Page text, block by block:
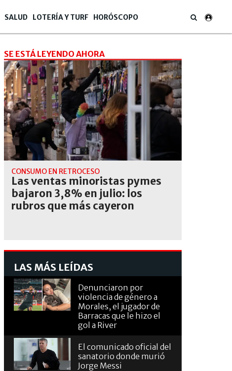
SALUD LOTERÍA Y TURF HORÓSCOPO
SE ESTÁ LEYENDO AHORA
CONSUMO EN RETROCESO
Las ventas minoristas pymes
bajaron 3,8% en julio: los
rubros que más cayeron
LAS MÁS LEÍDAS
Denunciaron por
violencia de género a
Morales, el jugador de
Barracas que le hizo el
gol a River
El comunicado oficial del
sanatorio donde murió
Jorge Messi